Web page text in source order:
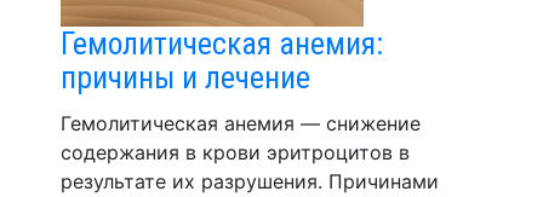
Гемолитическая анемия:
причины и лечение
Гемолитическая анемия — снижение
содержания в крови эритроцитов в
результате их разрушения. Причинами